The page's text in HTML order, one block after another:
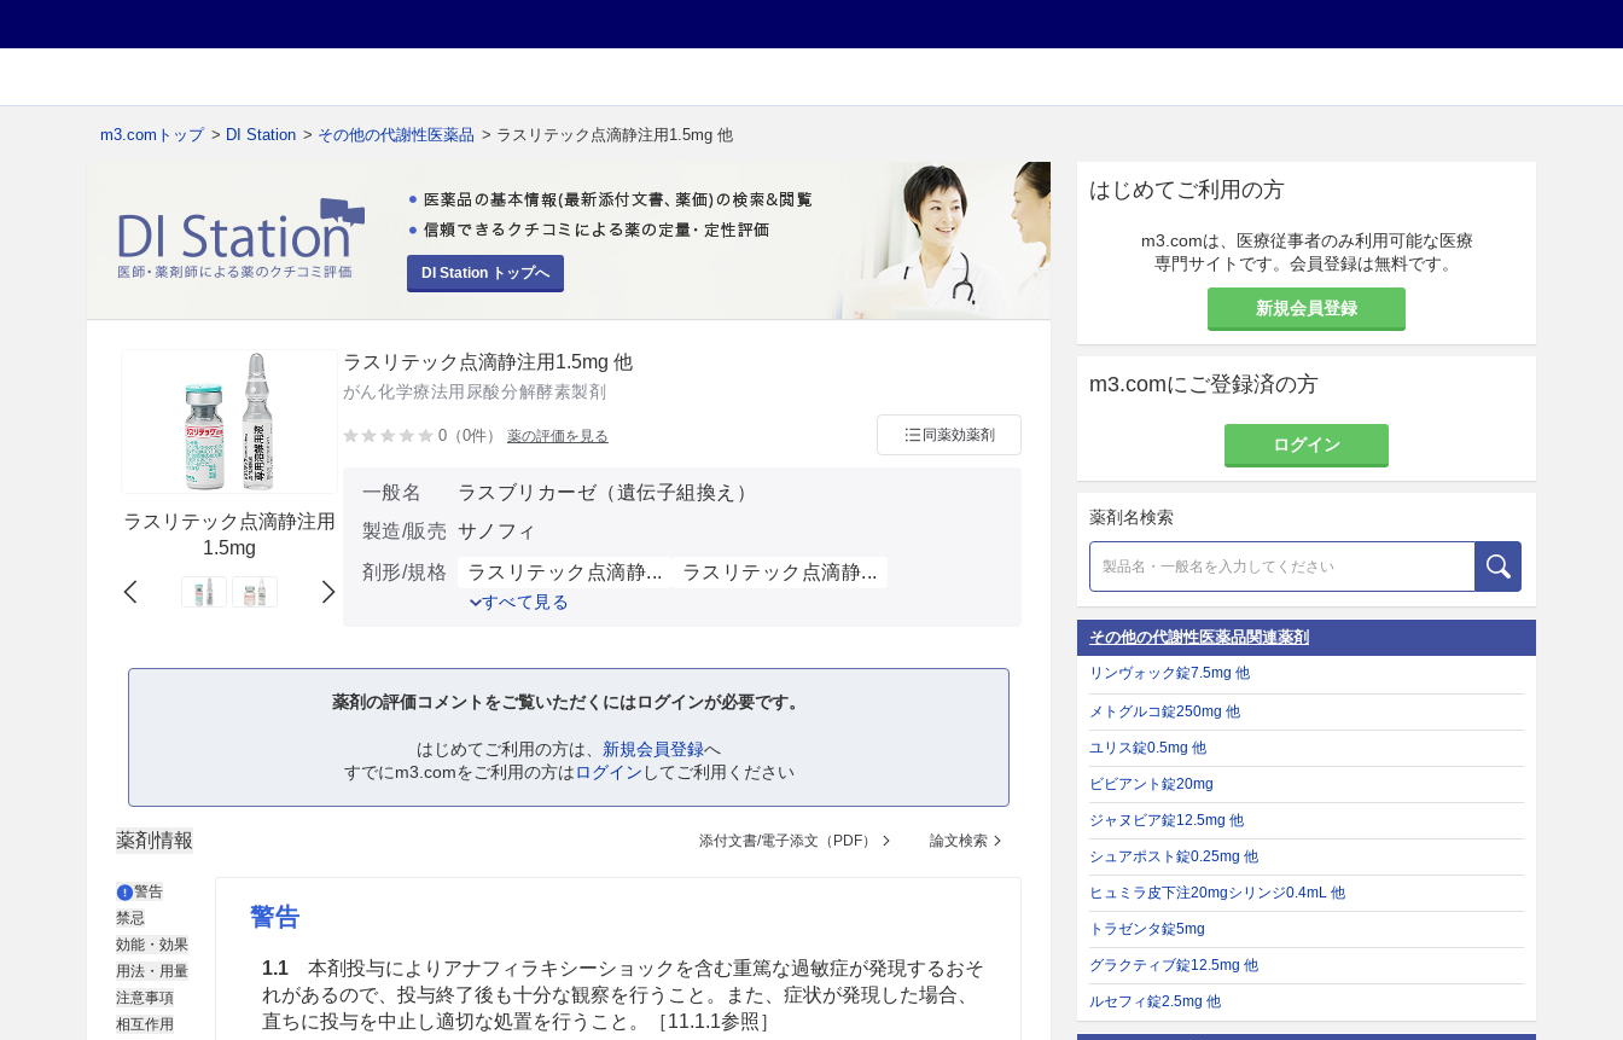
m3.comトップ > DI Station > その他の代謝性医薬品 > ラスリテック点滴静注用1.5mg 他
DI Station トップへ
ラスリテック点滴静注用
1.5mg
ラスリテック点滴静注用1.5mg 他
がん化学療法用尿酸分解酵素製剤
0（0件） 薬の評価を見る 同薬効薬剤
一般名
ラスブリカーゼ（遺伝子組換え）
製造/販売 サノフィ
剤形/規格
ラスリテック点滴静... ラスリテック点滴静...
すべて見る
薬剤の評価コメントをご覧いただくにはログインが必要です。
はじめてご利用の方は、 新規会員登録へ
すでにm3.comをご利用の方はログイン してご利用ください
薬剤情報 添付文書/電子添文（PDF） 論文検索
警告
禁忌
効能・効果
用法・用量
注意事項
相互作用
警告
1.1本剤投与によりアナフィラキシーショックを含む重篤な過敏症が発現するおそ
れがあるので、投与終了後も十分な観察を行うこと。また、症状が発現した場合、
直ちに投与を中止し適切な処置を行うこと。［11.1.1参照］
はじめてご利用の方
m3.comは、医療従事者のみ利用可能な医療
専門サイトです。会員登録は無料です。
新規会員登録
m3.comにご登録済の方
ログイン
薬剤名検索
その他の代謝性医薬品関連薬剤
リンヴォック錠7.5mg 他
メトグルコ錠250mg 他
ユリス錠0.5mg 他
ビビアント錠20mg
ジャヌビア錠12.5mg 他
シュアポスト錠0.25mg 他
ヒュミラ皮下注20mgシリンジ0.4mL 他
トラゼンタ錠5mg
グラクティブ錠12.5mg 他
ルセフィ錠2.5mg 他